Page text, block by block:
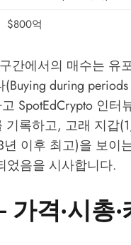
$800억
간에서의 매수는 유
during
SpotEdCrypto 인터
기록하고, 고래 지갑
년 이후 최고)을 보이
었음을 시사합니다.
격·시총·